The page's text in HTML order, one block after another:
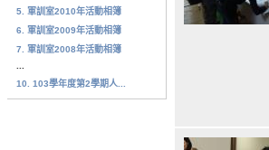
5. 軍訓室2010年活動相簿
6. 軍訓室2009年活動相簿
7. 軍訓室2008年活動相簿
10. 103學年度第2學期人...